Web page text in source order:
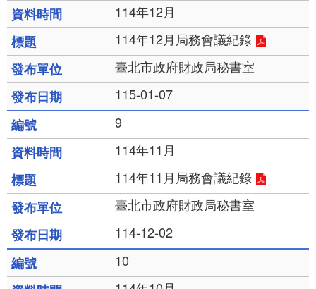
114年12月
114年12月局務會議紀錄
臺北市政府財政局秘書室
115-01-07
9
114年11月
114年11月局務會議紀錄
臺北市政府財政局秘書室
114-12-02
10